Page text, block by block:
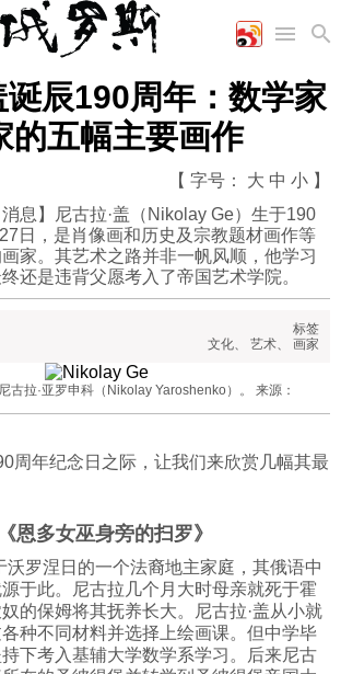
诞辰190周年：数学家
的五幅主要画作
【 字号： 大 中 小 】
消息】尼古拉·盖（Nikolay Ge）生于190
日，是肖像画和历史及宗教题材画作等
家。其艺术之路并非一帆风顺，他学习
还是违背父愿考入了帝国艺术学院。
标签
文化、 艺术、 画家
古拉·亚罗申科（Nikolay Yaroshenko）。 来源：
周年纪念日之际，让我们来欣赏几幅其最
恩多女巫身旁的扫罗》
沃罗涅日的一个法裔地主家庭，其俄语中
于此。尼古拉几个月大时母亲就死于霍
的保姆将其抚养长大。尼古拉·盖从小就
种不同材料并选择上绘画课。但中学毕
下考入基辅大学数学系学习。后来尼古